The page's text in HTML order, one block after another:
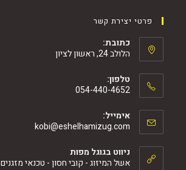
פרטי יצירת קשר
כתובת:
הלולב 24, ראשון לציון
טלפון:
054-440-4652
אימייל:
kobi@eshelhamizug.com
ניווט בגוגל מפות
אשל המיזוג - קובי חסון - טכנאי מזגנים